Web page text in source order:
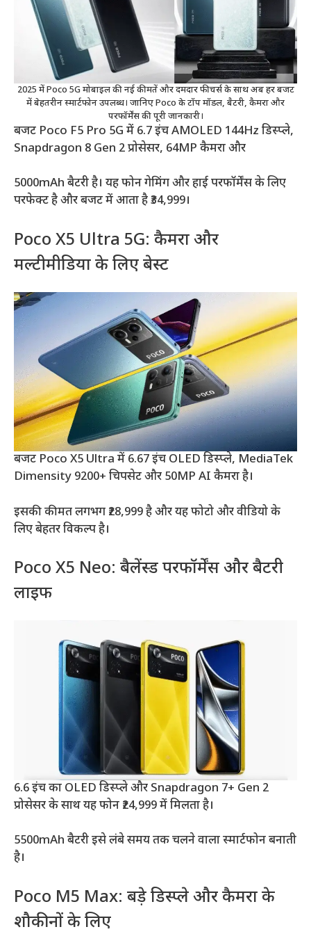
2025 में Poco 5G मोबाइल की नई कीमतें और दमदार फीचर्स के साथ अब हर बजट
में बेहतरीन स्मार्टफोन उपलब्ध। जानिए Poco के टॉप मॉडल, बैटरी, कैमरा और
परफॉर्मेंस की पूरी जानकारी।
बजट Poco F5 Pro 5G में 6.7 इंच AMOLED 144Hz डिस्प्ले,
Snapdragon 8 Gen 2 प्रोसेसर, 64MP कैमरा और
5000mAh बैटरी है। यह फोन गेमिंग और हाई परफॉर्मेंस के लिए
परफेक्ट है और बजट में आता है ₹34,999।
Poco X5 Ultra 5G: कैमरा और
मल्टीमीडिया के लिए बेस्ट
बजट Poco X5 Ultra में 6.67 इंच OLED डिस्प्ले, MediaTek
Dimensity 9200+ चिपसेट और 50MP AI कैमरा है।
इसकी कीमत लगभग ₹28,999 है और यह फोटो और वीडियो के
लिए बेहतर विकल्प है।
Poco X5 Neo: बैलेंस्ड परफॉर्मेंस और बैटरी
लाइफ
6.6 इंच का OLED डिस्प्ले और Snapdragon 7+ Gen 2
प्रोसेसर के साथ यह फोन ₹24,999 में मिलता है।
5500mAh बैटरी इसे लंबे समय तक चलने वाला स्मार्टफोन बनाती
है।
Poco M5 Max: बड़े डिस्प्ले और कैमरा के
शौकीनों के लिए